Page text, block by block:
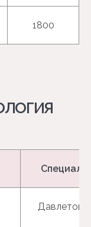
1800
Давлетов